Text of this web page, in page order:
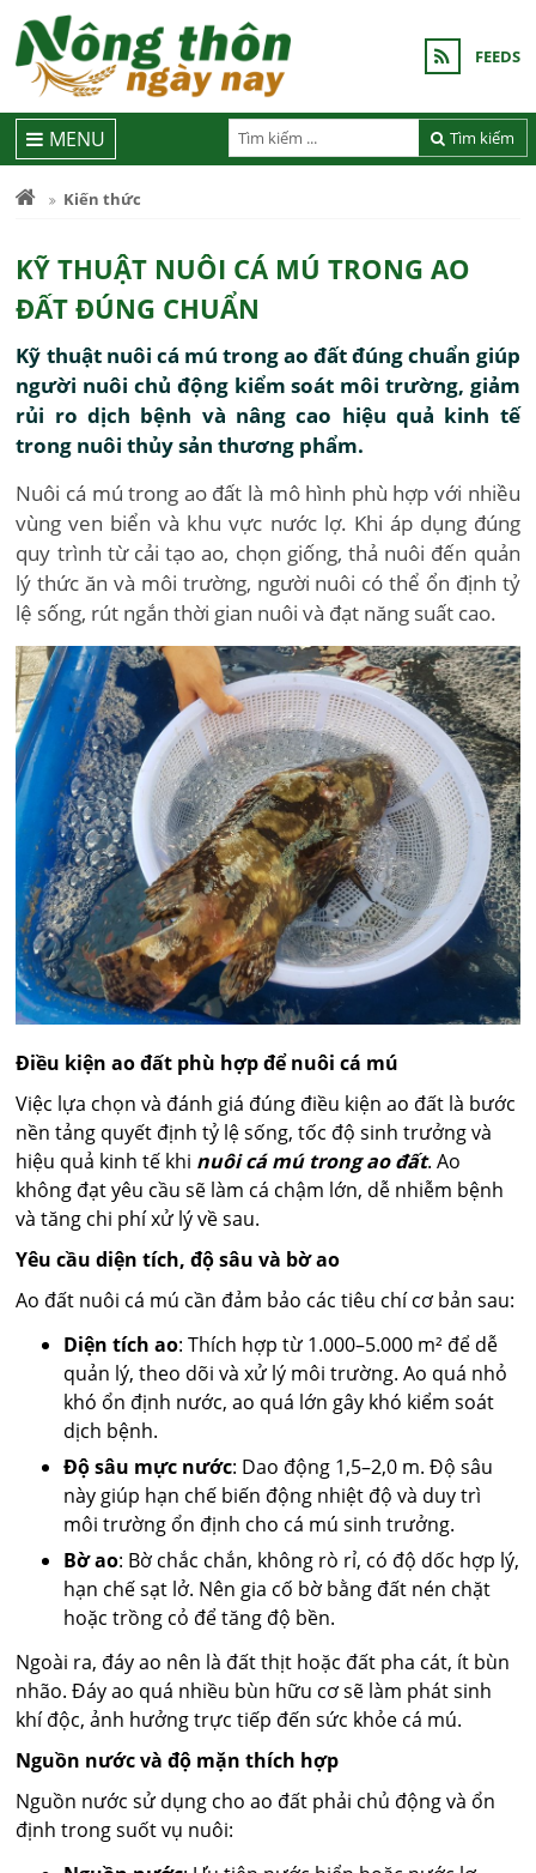
FEEDS
Tìm kiếm
MENU
Kiến thức
KỸ THUẬT NUÔI CÁ MÚ TRONG AO
ĐẤT ĐÚNG CHUẨN
Kỹ thuật nuôi cá mú trong ao đất đúng chuẩn giúp
người nuôi chủ động kiểm soát môi trường, giảm
rủi ro dịch bệnh và nâng cao hiệu quả kinh tế
trong nuôi thủy sản thương phẩm.
Nuôi cá mú trong ao đất là mô hình phù hợp với nhiều
vùng ven biển và khu vực nước lợ. Khi áp dụng đúng
quy trình từ cải tạo ao, chọn giống, thả nuôi đến quản
lý thức ăn và môi trường, người nuôi có thể ổn định tỷ
lệ sống, rút ngắn thời gian nuôi và đạt năng suất cao.
Điều kiện ao đất phù hợp để nuôi cá mú
Việc lựa chọn và đánh giá đúng điều kiện ao đất là bước
nền tảng quyết định tỷ lệ sống, tốc độ sinh trưởng và
hiệu quả kinh tế khi nuôi cá mú trong ao đất. Ao
không đạt yêu cầu sẽ làm cá chậm lớn, dễ nhiễm bệnh
và tăng chi phí xử lý về sau.
Yêu cầu diện tích, độ sâu và bờ ao
Ao đất nuôi cá mú cần đảm bảo các tiêu chí cơ bản sau:
Diện tích ao: Thích hợp từ 1.000–5.000 m² để dễ
quản lý, theo dõi và xử lý môi trường. Ao quá nhỏ
khó ổn định nước, ao quá lớn gây khó kiểm soát
dịch bệnh.
Độ sâu mực nước: Dao động 1,5–2,0 m. Độ sâu
này giúp hạn chế biến động nhiệt độ và duy trì
môi trường ổn định cho cá mú sinh trưởng.
Bờ ao: Bờ chắc chắn, không rò rỉ, có độ dốc hợp lý,
hạn chế sạt lở. Nên gia cố bờ bằng đất nén chặt
hoặc trồng cỏ để tăng độ bền.
Ngoài ra, đáy ao nên là đất thịt hoặc đất pha cát, ít bùn
nhão. Đáy ao quá nhiều bùn hữu cơ sẽ làm phát sinh
khí độc, ảnh hưởng trực tiếp đến sức khỏe cá mú.
Nguồn nước và độ mặn thích hợp
Nguồn nước sử dụng cho ao đất phải chủ động và ổn
định trong suốt vụ nuôi: